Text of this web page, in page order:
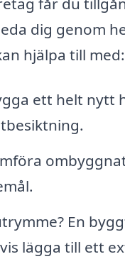
dig genom
hjälpa till med:
ett helt nytt
En
lägga till ett